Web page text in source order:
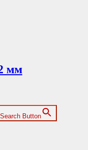
мм
Search Button